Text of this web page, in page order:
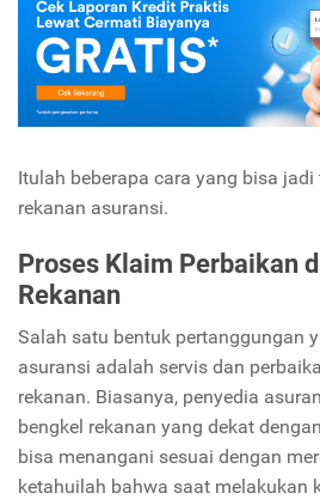
Itulah beberapa cara yang bisa
rekanan asuransi.
Proses Klaim Perbaikan
Rekanan
Salah satu bentuk pertanggungan
asuransi adalah servis dan
rekanan. Biasanya, penyedia
bengkel rekanan yang dekat
bisa menangani sesuai dengan
ketahuilah bahwa saat melakukan